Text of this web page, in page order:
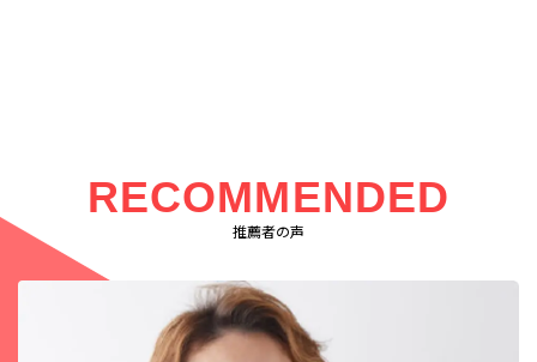
RECOMMENDED
推薦者の声